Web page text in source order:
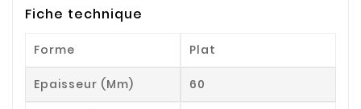
Fiche technique
Forme Plat
Epaisseur (mm) 60